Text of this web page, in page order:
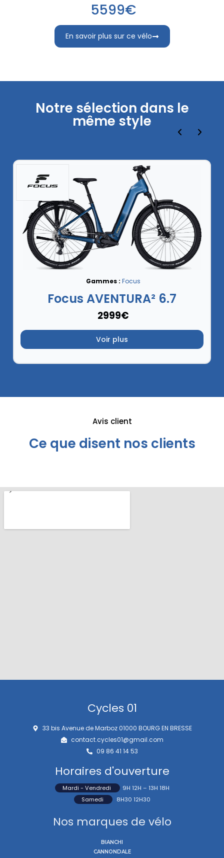
5599€
En savoir plus sur ce vélo
Notre sélection dans le
même style
Gammes : Focus
Focus AVENTURA² 6.7
2999€
Voir plus
Avis client
Ce que disent nos clients
Cycles 01
33 bis Avenue de Marboz 01000 BOURG EN BRESSE
contact.cycles01@gmail.com
09 86 41 14 53
Horaires d'ouverture
Mardi - Vendredi
9H 12H – 13H 18H
Samedi
8H30 12H30
Nos marques de vélo
BIANCHI
CANNONDALE